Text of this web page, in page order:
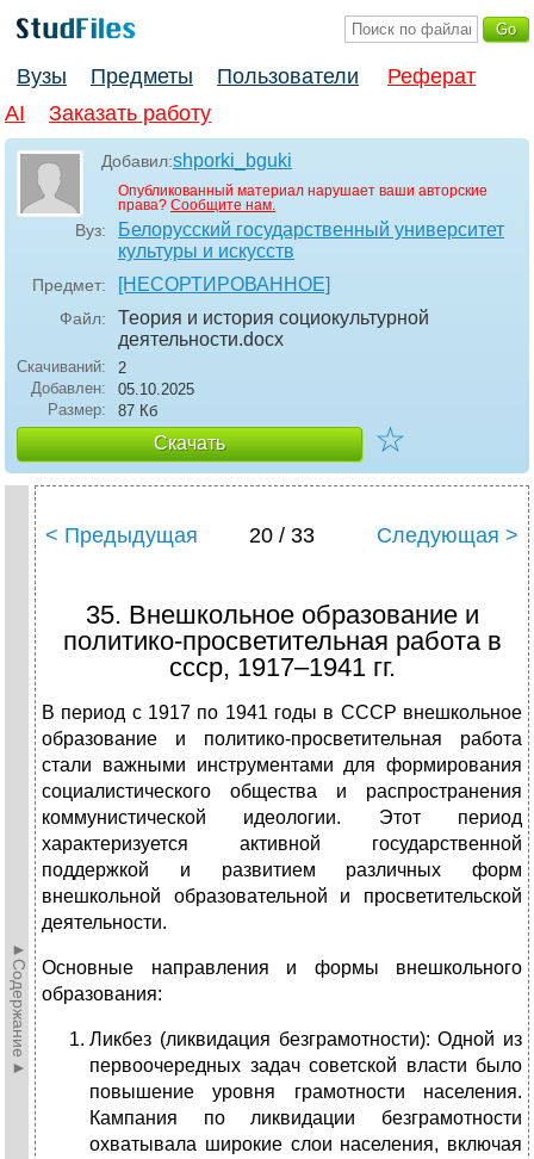
Вузы Предметы Пользователи
Реферат
AI
Заказать работу
Добавил:shporki_bguki
Опубликованный материал нарушает ваши авторские
права? Сообщите нам.
Вуз:
Белорусский государственный университет
культуры и искусств
Предмет: [НЕСОРТИРОВАННОЕ]
Файл:
Теория и история социокультурной
деятельности.docx
Скачиваний:
2
Добавлен:
05.10.2025
Размер:
87 Кб
Скачать ☆
►Содержание►
< Предыдущая 20 / 33 Следующая >
35. Внешкольное образование и
политико-просветительная работа в
ссср, 1917–1941 гг.
В период с 1917 по 1941 годы в СССР внешкольное
образование и политико-просветительная работа
стали важными инструментами для формирования
социалистического общества и распространения
коммунистической идеологии. Этот период
характеризуется активной государственной
поддержкой и развитием различных форм
внешкольной образовательной и просветительской
деятельности.
Основные направления и формы внешкольного
образования:
Ликбез (ликвидация безграмотности): Одной из
первоочередных задач советской власти было
повышение уровня грамотности населения.
Кампания по ликвидации безграмотности
охватывала широкие слои населения, включая